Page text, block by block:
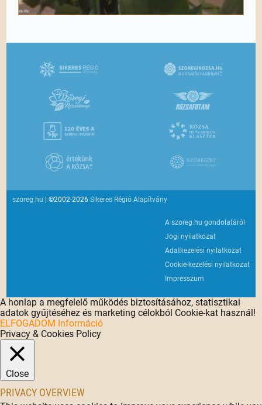
szoreg.hu | ©2002-2026Sikeres Régió Alapítvány
A szoreg.hu gondolatáról
Jogi nyilatkozat
Adatkezelési nyilatkozat
Cookie-kezelési nyilatkozat
Impresszum
A honlap a megfelelő működés biztosításához, statisztikai
adatok gyűjtéséhez és marketing célokból Cookie-kat használ!
ELFOGADOM Információ
Privacy & Cookies Policy
Close
PRIVACY OVERVIEW